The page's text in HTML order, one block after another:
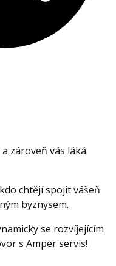
a zároveň vás láká
chtějí spojit vášeň
byznysem.
se rozvíjejícím
s Amper servis!